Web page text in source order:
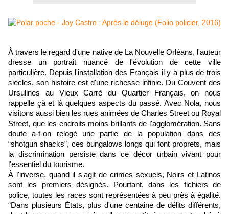
À travers le regard d'une native de La Nouvelle Orléans, l'auteur
dresse un portrait nuancé de l'évolution de cette ville
particulière. Depuis l'installation des Français il y a plus de trois
siècles, son histoire est d'une richesse infinie. Du Couvent des
Ursulines au Vieux Carré du Quartier Français, on nous
rappelle çà et là quelques aspects du passé. Avec Nola, nous
visitons aussi bien les rues animées de Charles Street ou Royal
Street, que les endroits moins brillants de l'agglomération. Sans
doute a-t-on relogé une partie de la population dans des
“shotgun shacks”, ces bungalows longs qui font proprets, mais
la discrimination persiste dans ce décor urbain vivant pour
l'essentiel du tourisme.
À l'inverse, quand il s'agit de crimes sexuels, Noirs et Latinos
sont les premiers désignés. Pourtant, dans les fichiers de
police, toutes les races sont représentées à peu près à égalité.
“Dans plusieurs États, plus d'une centaine de délits différents,